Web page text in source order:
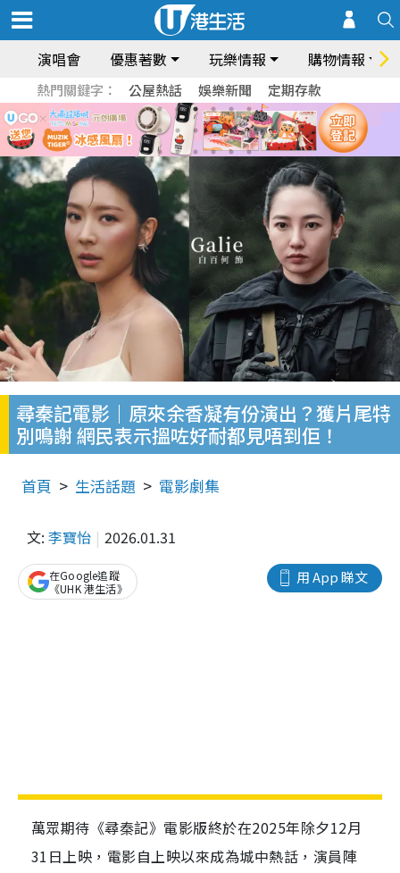
演唱會 優惠著數 玩樂情報 購物情報
熱門關鍵字： 公屋熱話 娛樂新聞 定期存款
尋秦記電影｜原來余香凝有份演出？獲片尾特
別鳴謝 網民表示搵咗好耐都見唔到佢！
首頁 生活話題 電影劇集
文: 李寶怡 2026.01.31
用 App 睇文
在Google追蹤
《UHK 港生活》
萬眾期待《尋秦記》電影版終於在2025年除夕12月
31日上映，電影自上映以來成為城中熱話，演員陣